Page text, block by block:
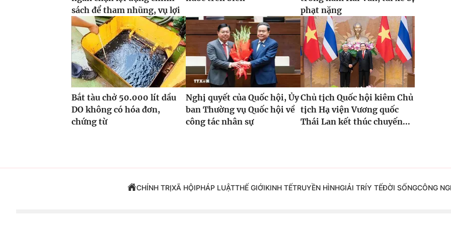
sách để tham nhũng, vụ lợi
phạt nặng
Bắt tàu chở 50.000 lít dầu
DO không có hóa đơn,
chứng từ
Nghị quyết của Quốc hội, Ủy
ban Thường vụ Quốc hội về
công tác nhân sự
Chủ tịch Quốc hội kiêm Chủ
tịch Hạ viện Vương quốc
Thái Lan kết thúc chuyến...
CHÍNH TRỊXÃ HỘIPHÁP LUẬTTHẾ GIỚIKINH TẾTRUYỀN HÌNHGIẢI TRÍY TẾĐỜI SỐNGCÔNG